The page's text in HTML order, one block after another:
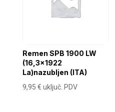
Remen SPB 1900 LW
(16,3×1922
La)nazubljen (ITA)
9,95 € uključ. PDV